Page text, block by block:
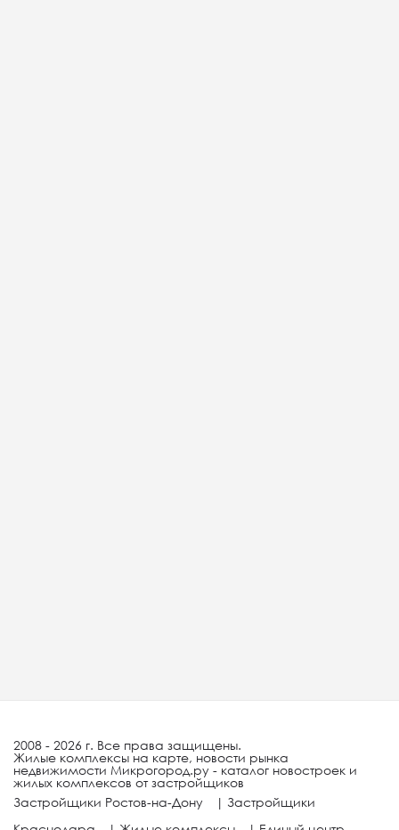
2008 - 2026 г. Все права защищены.
Жилые комплексы на карте, новости рынка
недвижимости Микрогород.ру - каталог новостроек и
жилых комплексов от застройщиков
Застройщики Ростов-на-Дону
| Застройщики